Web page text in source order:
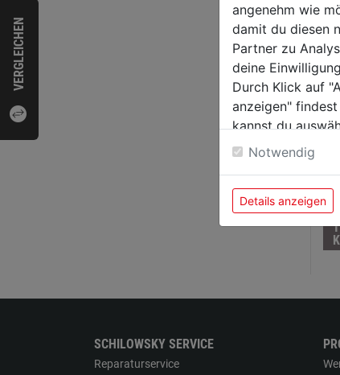
VERGLEICHEN
SCHILOWSKY SERVICE
Reparaturservice
angenehm wie
damit du diesen
Partner zu
deine
Durch Klick auf
anzeigen"
kannst du
Weitere
Notwendig
Details anzeigen